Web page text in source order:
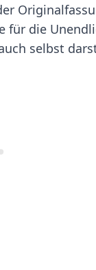
für die
selbst